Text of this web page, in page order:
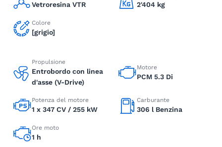
Vetroresina VTR 2'404 kg
Colore
[grigio]
Propulsione
Entrobordo con linea
d'asse (V-Drive)
Motore
PCM 5.3 Di
Potenza del motore
1 x 347 CV / 255 kW
Carburante
306 l Benzina
Ore moto
1 h